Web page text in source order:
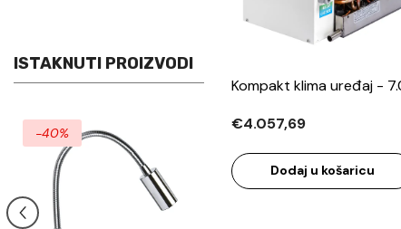
ISTAKNUTI PROIZVODI
-40%
Kompakt klima uređaj -
€4.057,69
Dodaj u košaricu